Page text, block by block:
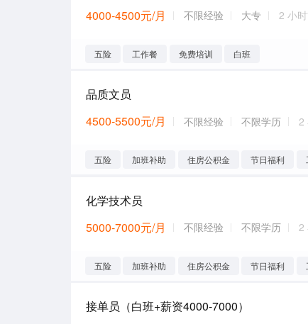
4000-4500元/月
不限经验 大专 2 小
五险 工作餐 免费培训 白班
品质文员
4500-5500元/月
不限经验 不限学历 2
五险 加班补助 住房公积金 节日福利
化学技术员
5000-7000元/月
不限经验 不限学历 2
五险 加班补助 住房公积金 节日福利
接单员（白班+薪资4000-7000）